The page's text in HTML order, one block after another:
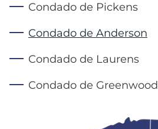
Condado de Pickens
Condado de Anderson
Condado de Laurens
Condado de Greenwood